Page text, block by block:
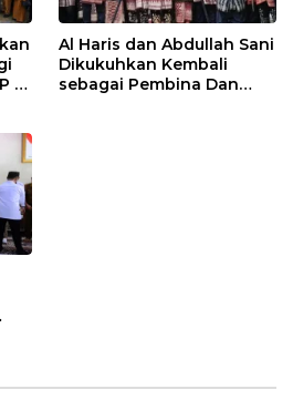
di
Al Haris dan Abdullah Sani
Dikukuhkan Kembali
sebagai Pembina Dan